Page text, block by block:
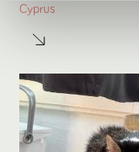
Cyprus